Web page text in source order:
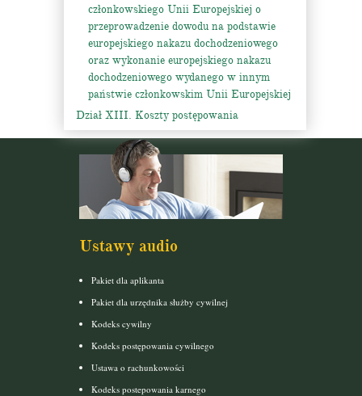
członkowskiego Unii Europejskiej o
przeprowadzenie dowodu na podstawie
europejskiego nakazu dochodzeniowego
oraz wykonanie europejskiego nakazu
dochodzeniowego wydanego w innym
państwie członkowskim Unii Europejskiej
Dział XIII. Koszty postępowania
Ustawy audio
Pakiet dla aplikanta
Pakiet dla urzędnika służby cywilnej
Kodeks cywilny
Kodeks postępowania cywilnego
Ustawa o rachunkowości
Kodeks postepowania karnego